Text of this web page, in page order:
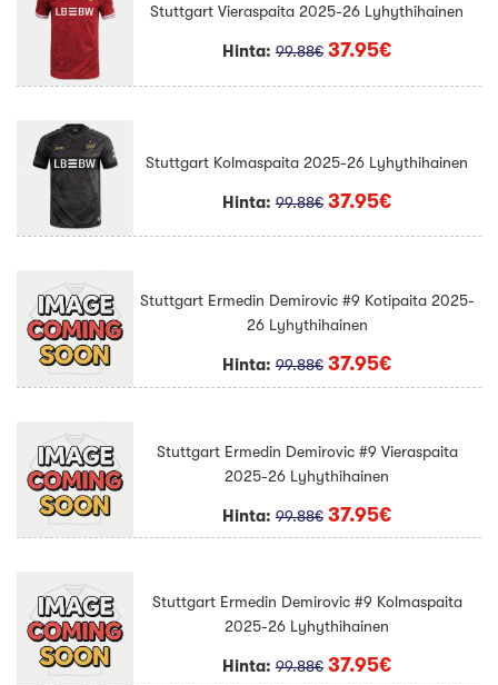
Stuttgart Vieraspaita 2025-26 Lyhythihainen
Hinta:99.88€ 37.95€
Stuttgart Kolmaspaita 2025-26 Lyhythihainen
Hinta:99.88€ 37.95€
Stuttgart Ermedin Demirovic #9 Kotipaita 2025-
26 Lyhythihainen
Hinta:99.88€ 37.95€
Stuttgart Ermedin Demirovic #9 Vieraspaita
2025-26 Lyhythihainen
Hinta:99.88€ 37.95€
Stuttgart Ermedin Demirovic #9 Kolmaspaita
2025-26 Lyhythihainen
Hinta:99.88€ 37.95€